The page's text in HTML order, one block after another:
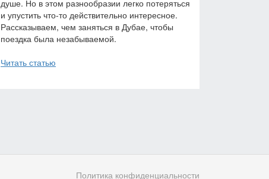
душе. Но в этом разнообразии легко потеряться
и упустить что-то действительно интересное.
Рассказываем, чем заняться в Дубае, чтобы
поездка была незабываемой.
Читать статью
Политика конфиденциальности